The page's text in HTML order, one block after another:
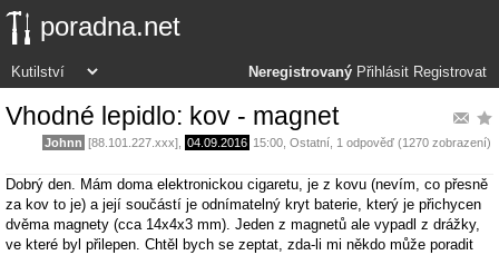
poradna.net
Neregistrovaný Přihlásit Registrovat
Vhodné lepidlo: kov - magnet
Johnn [88.101.227.xxx], 04.09.2016 15:00 Ostatní , 1 odpověď (1270 zobrazení)
Dobrý den. Mám doma elektronickou cigaretu, je z kovu (nevím, co přesně
za kov to je) a její součástí je odnímatelný kryt baterie, který je přichycen
dvěma magnety (cca 14x4x3 mm). Jeden z magnetů ale vypadl z drážky,
ve které byl přilepen. Chtěl bych se zeptat, zda-li mi někdo může poradit